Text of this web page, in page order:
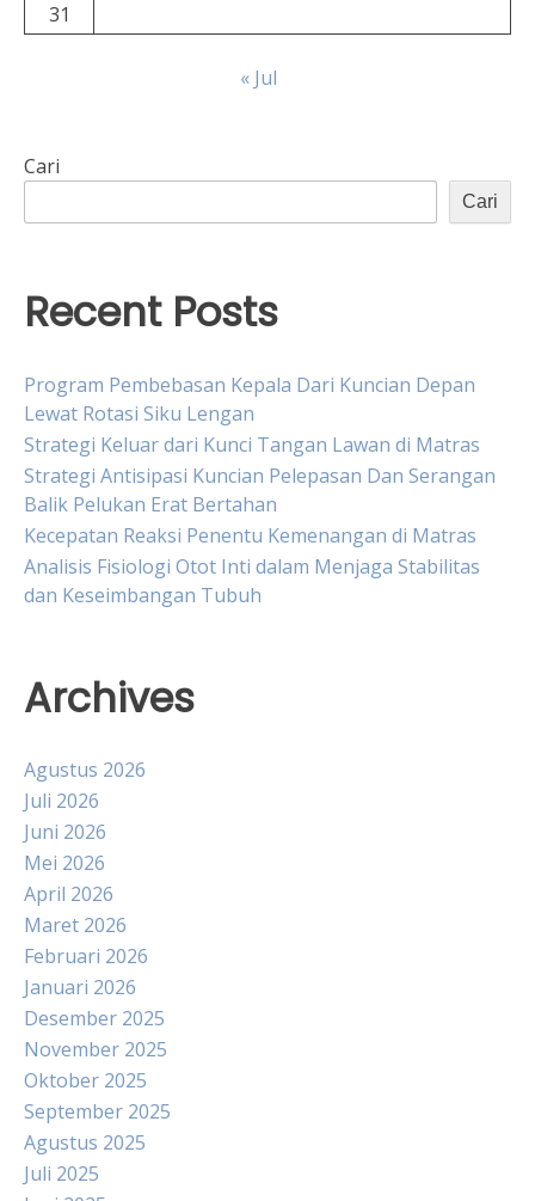
31
« Jul
Cari
Cari
Recent Posts
Program Pembebasan Kepala Dari Kuncian Depan
Lewat Rotasi Siku Lengan
Strategi Keluar dari Kunci Tangan Lawan di Matras
Strategi Antisipasi Kuncian Pelepasan Dan Serangan
Balik Pelukan Erat Bertahan
Kecepatan Reaksi Penentu Kemenangan di Matras
Analisis Fisiologi Otot Inti dalam Menjaga Stabilitas
dan Keseimbangan Tubuh
Archives
Agustus 2026
Juli 2026
Juni 2026
Mei 2026
April 2026
Maret 2026
Februari 2026
Januari 2026
Desember 2025
November 2025
Oktober 2025
September 2025
Agustus 2025
Juli 2025